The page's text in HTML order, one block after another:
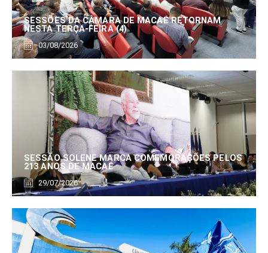
SESSÕES DA CÂMARA DE MACAÉ RETORNAM
NESTA TERÇA-FEIRA (4)
03/08/2026
SESSÃO SOLENE MARCA COMEMORAÇÕES PELOS
213 ANOS DE MACAÉ
29/07/2026